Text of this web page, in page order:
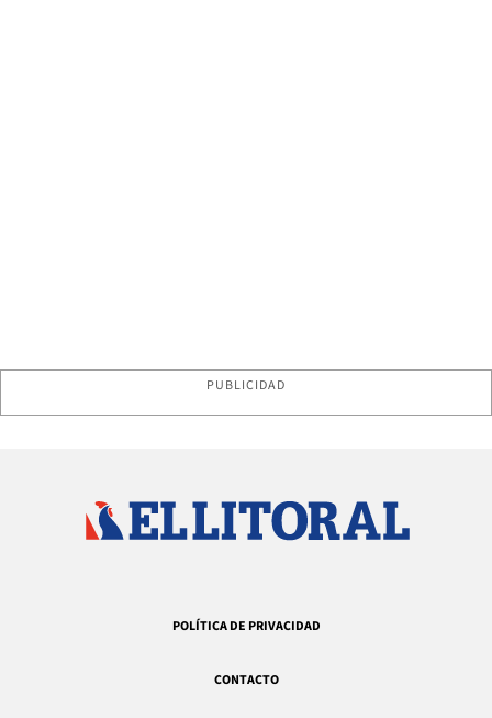
PUBLICIDAD
POLÍTICA DE PRIVACIDAD
CONTACTO